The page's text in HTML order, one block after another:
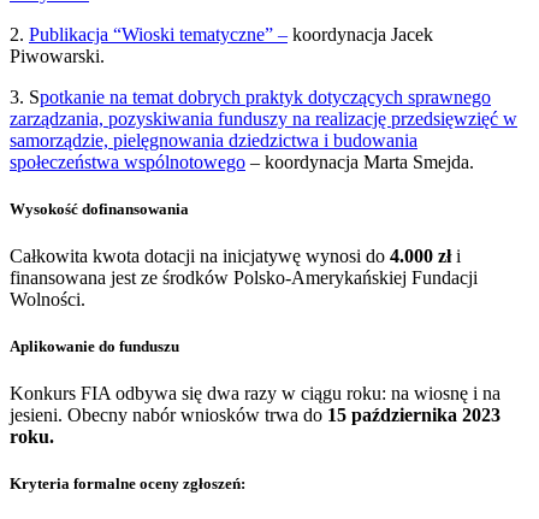
2. Publikacja “Wioski tematyczne” – koordynacja Jacek
Piwowarski.
3. Spotkanie na temat dobrych praktyk dotyczących sprawnego
zarządzania, pozyskiwania funduszy na realizację przedsięwzięć w
samorządzie, pielęgnowania dziedzictwa i budowania
społeczeństwa wspólnotowego – koordynacja Marta Smejda.
Wysokość dofinansowania
Całkowita kwota dotacji na inicjatywę wynosi do 4.000 złi
finansowana jest ze środków Polsko-Amerykańskiej Fundacji
Wolności.
Aplikowanie do funduszu
Konkurs FIA odbywa się dwa razy w ciągu roku: na wiosnę i na
jesieni. Obecny nabór wniosków trwa do 15 października 2023
roku.
Kryteria formalne oceny zgłoszeń: